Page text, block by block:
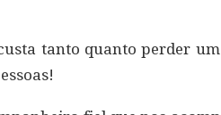
tanto quanto perder